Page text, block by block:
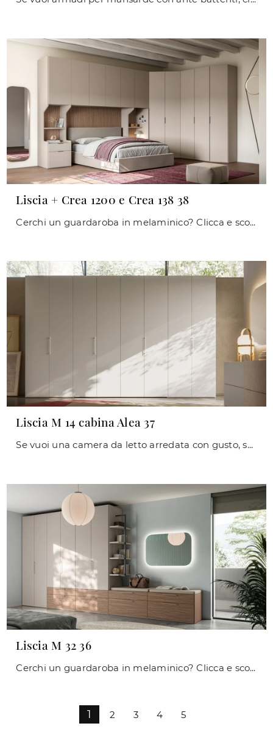
Liscia + Crea 1200 e Crea 138 38
Cerchi un guardaroba in melaminico? Clicca e scopri armadiature ad angolo con ante battenti di Orme.
Liscia M 14 cabina Alea 37
Se vuoi una camera da letto arredata con gusto, scegli l'armadio Liscia M 14 cabina Alea 37 con ante battenti di Orme!
Liscia M 32 36
Cerchi un guardaroba in melaminico? Clicca e scopri armadi a muro con ante battenti di Orme.
1 2 3 4 5